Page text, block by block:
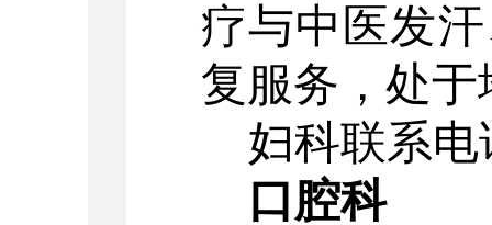
疗与中医发
复服务，处
妇科联系电
口腔科